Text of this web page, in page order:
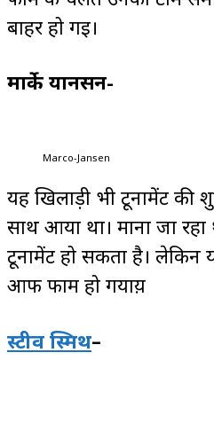
बाहर हो गई।
मार्के यानसन-
Marco-Jansen
यह खिलाड़ी भी टूर्नामेंट
साथ आया था। माना जा
टूर्नामेंट हो सकता है।
आफ फार्म हो गयाय़
स्टीव स्मिथ–